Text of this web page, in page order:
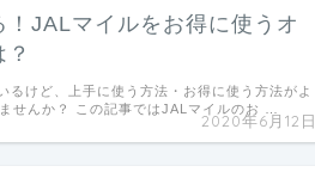
！JALマイルをお得に使うオ
2020年6月12日
るけど、上手に使う方法・お得に使う方法がよ
せんか？ この記事ではJALマイルのお …